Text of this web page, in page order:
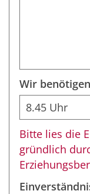
Wir
Bitte lies die
gründlich